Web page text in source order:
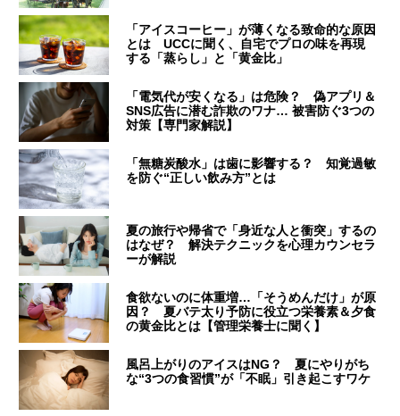
「アイスコーヒー」が薄くなる致命的な原因
とは UCCに聞く、自宅でプロの味を再現
する「蒸らし」と「黄金比」
「電気代が安くなる」は危険？ 偽アプリ＆
SNS広告に潜む詐欺のワナ… 被害防ぐ3つの
対策【専門家解説】
「無糖炭酸水」は歯に影響する？ 知覚過敏
を防ぐ“正しい飲み方”とは
夏の旅行や帰省で「身近な人と衝突」するの
はなぜ？ 解決テクニックを心理カウンセラ
ーが解説
食欲ないのに体重増…「そうめんだけ」が原
因？ 夏バテ太り予防に役立つ栄養素＆夕食
の黄金比とは【管理栄養士に聞く】
風呂上がりのアイスはNG？ 夏にやりがち
な“3つの食習慣”が「不眠」引き起こすワケ